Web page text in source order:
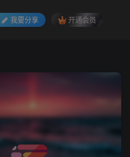
我要分享 开通会员